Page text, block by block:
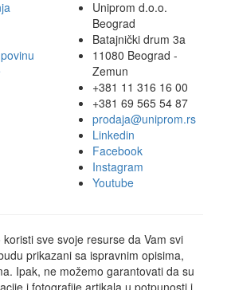
Uniprom d.o.o.
Beograd
Batajnički drum 3a
11080 Beograd -
Zemun
+381 11 316 16 00
+381 69 565 54 87
prodaja@uniprom.rs
Linkedin
Facebook
Instagram
Youtube
sve svoje resurse da Vam svi
prikazani sa ispravnim opisima,
Ipak, ne možemo garantovati da su